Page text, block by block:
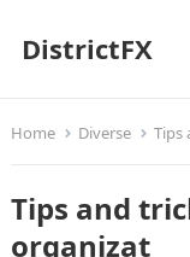
DistrictFX
Home Diverse Tips
Tips and
organizat